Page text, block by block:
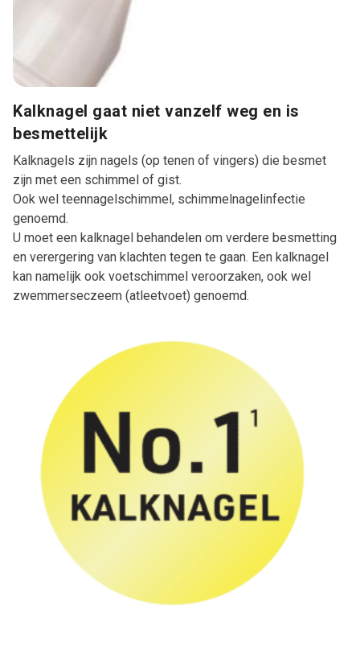
Kalknagel gaat niet vanzelf weg en is
besmettelijk
Kalknagels zijn nagels (op tenen of vingers) die besmet
zijn met een schimmel of gist.
Ook wel teennagelschimmel, schimmelnagelinfectie
genoemd.
U moet een kalknagel behandelen om verdere besmetting
en verergering van klachten tegen te gaan. Een kalknagel
kan namelijk ook voetschimmel veroorzaken, ook wel
zwemmerseczeem (atleetvoet) genoemd.